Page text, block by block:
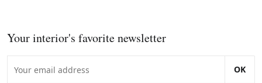
Your interior's favorite newsletter
OK